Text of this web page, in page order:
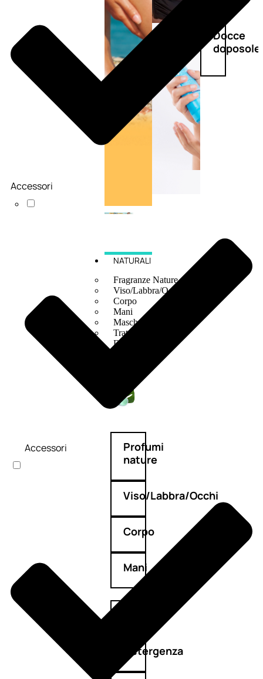
Doposole
Docce
doposole
NATURALI
Fragranze Nature
Viso/Labbra/Occhi Nature
Corpo
Mani
Maschera Nature
Trattamenti Viso
Detergenza
Profumi
nature
Viso/Labbra/Occhi
Corpo
Mani
Detergenza
Accessori
Accessori